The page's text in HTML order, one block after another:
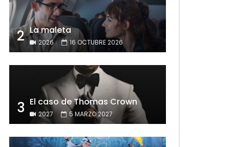
2 La maleta
2026 16 OCTUBRE 2026
3 El caso de Thomas Crown
2027 5 MARZO 2027